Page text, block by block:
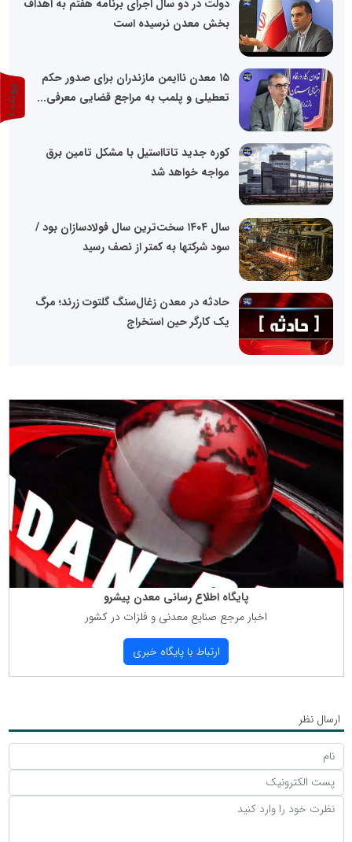
دولت در دو سال اجرای برنامه هفتم به اهداف
بخش معدن نرسیده است
۱۵ معدن ناایمن مازندران برای صدور حکم
تعطیلی و پلمب به مراجع قضایی معرفی...
کوره جدید تاتااستیل با مشکل تامین برق
مواجه خواهد شد
سال ۱۴۰۴ سخت‌ترین سال فولادسازان بود /
سود شرکتها به کمتر از نصف رسید
حادثه در معدن زغال‌سنگ گلتوت زرند؛ مرگ
یک کارگر حین استخراج
پایگاه اطلاع رسانی معدن پیشرو
اخبار مرجع صنایع معدنی و فلزات در كشور
ارتباط با پایگاه خبری
ارسال نظر
پ
ر
و
ن
د
ه
1